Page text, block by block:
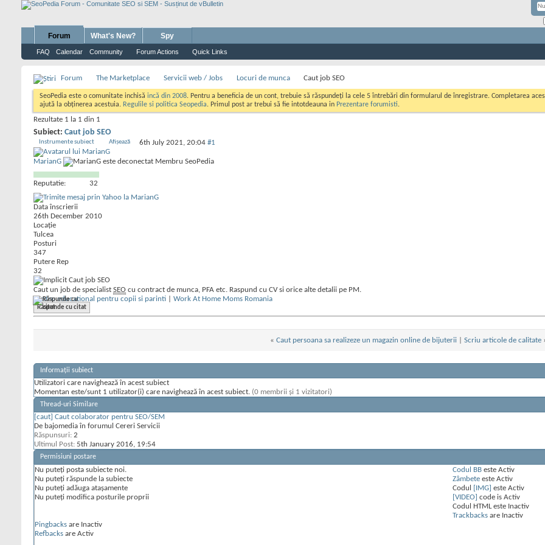
Forum
FAQ Calendar Community Forum Actions Quick Links
What's New? Spy
Forum The Marketplace Servicii web / Jobs Locuri de munca Caut job SEO
SeoPedia este o comunitate inchisă incă din 2008. Pentru a beneficia de un cont, trebuie să răspundeți la cele 5 întrebări din formularul de înregistrare. Completarea
ajută la obținerea acestuia. Regulile si politica Seopedia. Primul post ar trebui să fie intotdeauna in Prezentare forumisti.
Rezultate 1 la 1 din 1
Subiect: Caut job SEO
Instrumente subiect Afișează 6th July 2021, 20:04 #1
MarianG Membru SeoPedia
Reputatie: 32
Data înscrierii
26th December 2010
Locaţie
Tulcea
Posturi
347
Putere Rep
32
Caut job SEO
Caut un job de specialist SEO cu contract de munca, PFA etc. Raspund cu CV si orice alte detalii pe PM.
Centru educational pentru copii si parinti
Work At Home Moms Romania
Răspunde cu citat
« Caut persoana sa realizeze un magazin online de bijuterii Scriu articole de calitate
Informații subiect
Utilizatori care navighează în acest subiect
Momentan este/sunt 1 utilizator(i) care navighează în acest subiect. (0 membrii și 1 vizitatori)
Thread-uri Similare
[caut] Caut colaborator pentru SEO/SEM
De bajomedia în forumul Cereri Servicii
Răspunsuri: 2
Ultimul Post: 5th January 2016, 19:54
Permisiuni postare
Nu puteţi posta subiecte noi.
Nu puteţi răspunde la subiecte
Nu puteţi adăuga ataşamente
Nu puteţi modifica posturile proprii
Codul BBeste Activ
Zâmbeteeste Activ
Codul
[IMG] este Activ
[VIDEO] code is Activ
Codul HTML este Inactiv
Trackbacksare Inactiv
Pingbacks are Inactiv
Refbacks are Activ